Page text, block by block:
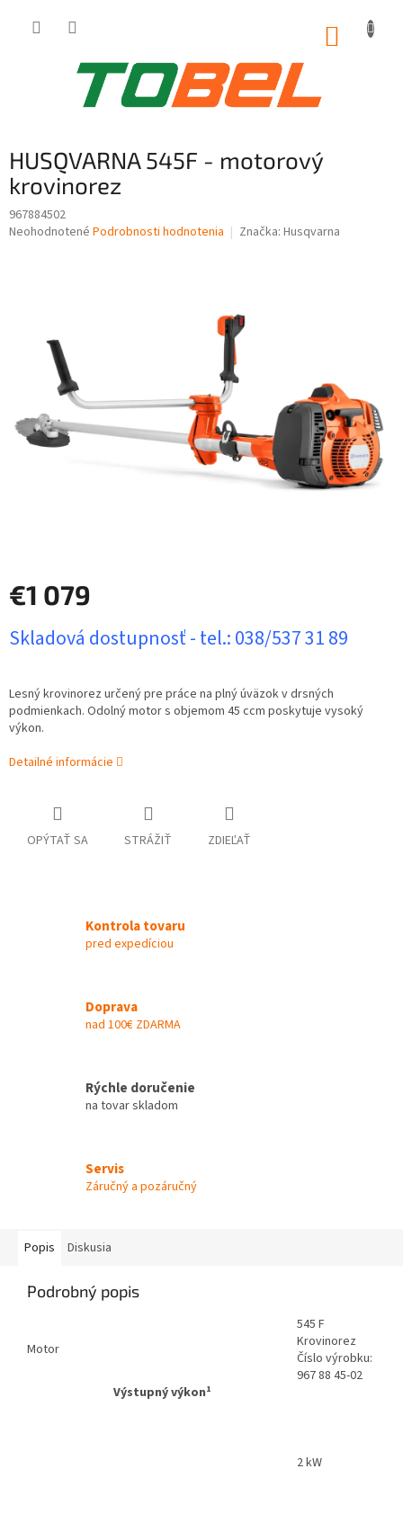
HUSQVARNA 545F - motorový
krovinorez
967884502
Priemerné
hviezdičiek.
Neohodnotené Podrobnosti hodnotenia Značka: Husqvarna
€1 079
cena:
Skladová dostupnosť - tel.: 038/537 31 89
Lesný krovinorez určený pre práce na plný úväzok v drsných
podmienkach. Odolný motor s objemom 45 ccm poskytuje vysoký
výkon.
Detailné informácie
OPÝTAŤ SA STRÁŽIŤ ZDIEĽAŤ
Kontrola tovaru
pred expedíciou
Doprava
nad 100€ ZDARMA
Rýchle doručenie
na tovar skladom
Servis
Záručný a pozáručný
Popis Diskusia
Podrobný popis
Motor
545 F
Krovinorez
Číslo výrobku:
967 88 45‑02
Výstupný výkon1
2 kW